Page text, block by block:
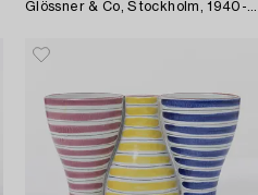
Glössner & Co, Stockholm, 1940-